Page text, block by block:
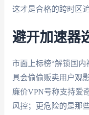
这才是合格的跨时区
避开加速器
市面上标榜“解锁国
具会偷偷贩卖用户观
廉价VPN号称支持爱
风控；更危险的是那